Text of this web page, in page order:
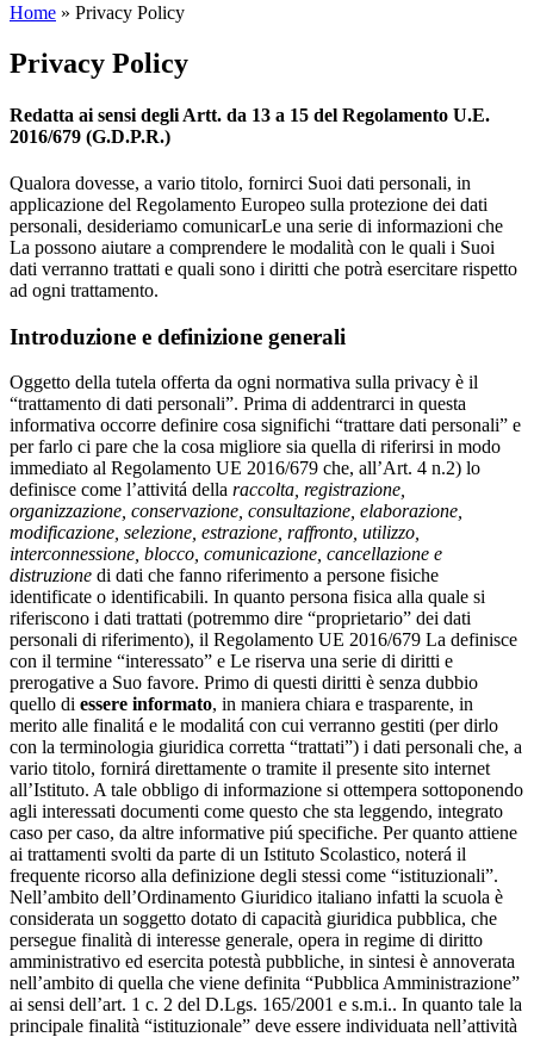
Home » Privacy Policy
Privacy Policy
Redatta ai sensi degli Artt. da 13 a 15 del Regolamento U.E.
2016/679 (G.D.P.R.)
Qualora dovesse, a vario titolo, fornirci Suoi dati personali, in
applicazione del Regolamento Europeo sulla protezione dei dati
personali, desideriamo comunicarLe una serie di informazioni che
La possono aiutare a comprendere le modalità con le quali i Suoi
dati verranno trattati e quali sono i diritti che potrà esercitare rispetto
ad ogni trattamento.
Introduzione e definizione generali
Oggetto della tutela offerta da ogni normativa sulla privacy è il
“trattamento di dati personali”. Prima di addentrarci in questa
informativa occorre definire cosa significhi “trattare dati personali” e
per farlo ci pare che la cosa migliore sia quella di riferirsi in modo
immediato al Regolamento UE 2016/679 che, all’Art. 4 n.2) lo
definisce come l’attivitá della raccolta, registrazione,
organizzazione, conservazione, consultazione, elaborazione,
modificazione, selezione, estrazione, raffronto, utilizzo,
interconnessione, blocco, comunicazione, cancellazione e
distruzione di dati che fanno riferimento a persone fisiche
identificate o identificabili. In quanto persona fisica alla quale si
riferiscono i dati trattati (potremmo dire “proprietario” dei dati
personali di riferimento), il Regolamento UE 2016/679 La definisce
con il termine “interessato” e Le riserva una serie di diritti e
prerogative a Suo favore. Primo di questi diritti è senza dubbio
quello di essere informato, in maniera chiara e trasparente, in
merito alle finalitá e le modalitá con cui verranno gestiti (per dirlo
con la terminologia giuridica corretta “trattati”) i dati personali che, a
vario titolo, fornirá direttamente o tramite il presente sito internet
all’Istituto. A tale obbligo di informazione si ottempera sottoponendo
agli interessati documenti come questo che sta leggendo, integrato
caso per caso, da altre informative piú specifiche. Per quanto attiene
ai trattamenti svolti da parte di un Istituto Scolastico, noterá il
frequente ricorso alla definizione degli stessi come “istituzionali”.
Nell’ambito dell’Ordinamento Giuridico italiano infatti la scuola è
considerata un soggetto dotato di capacità giuridica pubblica, che
persegue finalità di interesse generale, opera in regime di diritto
amministrativo ed esercita potestà pubbliche, in sintesi è annoverata
nell’ambito di quella che viene definita “Pubblica Amministrazione”
ai sensi dell’art. 1 c. 2 del D.Lgs. 165/2001 e s.m.i.. In quanto tale la
principale finalità “istituzionale” deve essere individuata nell’attività